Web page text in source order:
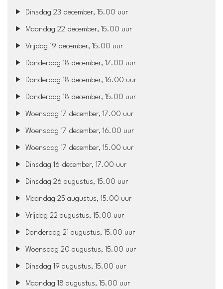
Dinsdag 23 december, 15.00 uur
Maandag 22 december, 15.00 uur
Vrijdag 19 december, 15.00 uur
Donderdag 18 december, 17.00 uur
Donderdag 18 december, 16.00 uur
Donderdag 18 december, 15.00 uur
Woensdag 17 december, 17.00 uur
Woensdag 17 december, 16.00 uur
Woensdag 17 december, 15.00 uur
Dinsdag 16 december, 17.00 uur
Dinsdag 26 augustus, 15.00 uur
Maandag 25 augustus, 15.00 uur
Vrijdag 22 augustus, 15.00 uur
Donderdag 21 augustus, 15.00 uur
Woensdag 20 augustus, 15.00 uur
Dinsdag 19 augustus, 15.00 uur
Maandag 18 augustus, 15.00 uur